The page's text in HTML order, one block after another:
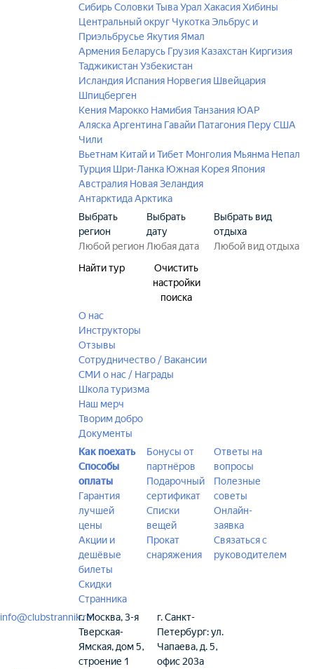
СибирьСоловкиТываУрал ХакасияХибины
Центральный округ ЧукоткаЭльбрус и
Приэльбрусье Якутия Ямал
Армения Беларусь Грузия Казахстан Киргизия
Таджикистан Узбекистан
Исландия Испания Норвегия Швейцария
Шпицберген
Кения Марокко НамибияТанзания ЮАР
АляскаАргентина Гавайи Патагония Перу США
Чили
Вьетнам Китай и Тибет Монголия Мьянма Непал
Турция Шри-Ланка Южная Корея Япония
Австралия Новая Зеландия
АнтарктидаАрктика
Выбрать
регион
Выбрать
дату
Выбрать вид
отдыха
Найти тур
Очистить
настройки
поиска
О нас
Инструкторы
Отзывы
Сотрудничество / Вакансии
СМИ о нас / Награды
Школа туризма
Наш мерч
Творим добро
Документы
Как поехать
Способы
оплаты
Гарантия
лучшей
цены
Акции и
дешёвые
билеты
Скидки
Странника
Бонусы от
партнёров
Подарочный
сертификат
Списки
вещей
Прокат
снаряжения
Ответы на
вопросы
Полезные
советы
Онлайн-
заявка
Связаться с
руководителем
info@clubstrannik.ruг. Москва, 3-я
Тверская-
Ямская, дом 5,
строение 1
г. Санкт-
Петербург: ул.
Чапаева, д. 5,
офис 203а